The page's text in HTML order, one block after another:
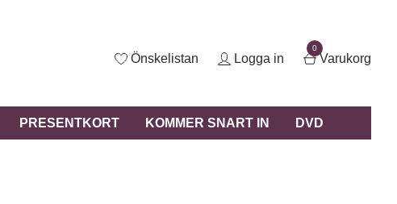
Önskelistan Logga in
0
Varukorg
PRESENTKORT KOMMER SNART IN DVD